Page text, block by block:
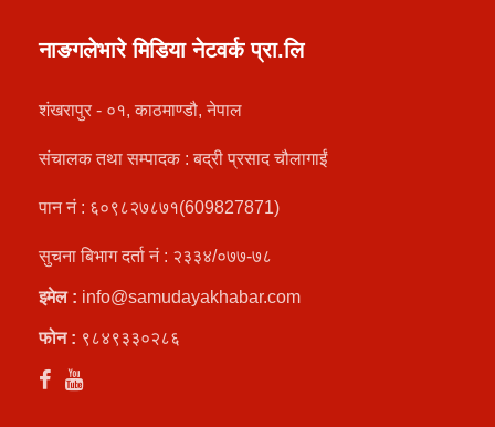
नाङगलेभारे मिडिया नेटवर्क प्रा.लि
शंखरापुर - ०१, काठमाण्डौ, नेपाल
संचालक तथा सम्पादक : बद्री प्रसाद चौलागाईं
पान नं : ६०९८२७८७१(609827871)
सुचना बिभाग दर्ता नं : २३३४/०७७-७८
इमेल : info@samudayakhabar.com
फोन : ९८४९३३०२८६